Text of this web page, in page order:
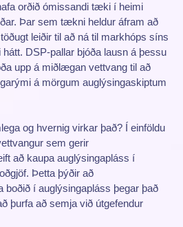
orðið ómissandi tæki í heimi
Þar sem tækni heldur áfram að
leiðir til að ná til markhóps síns
DSP-pallar bjóða lausn á þessu
upp á miðlægan vettvang til að
á mörgum auglýsingaskiptum
og hvernig virkar það? Í einföldu
sem gerir
að kaupa auglýsingapláss í
Þetta þýðir að
boðið í auglýsingapláss þegar það
þurfa að semja við útgefendur